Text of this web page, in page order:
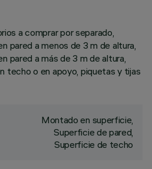
a comprar por separado,
pared a menos de 3 m de altura,
pared a más de 3 m de altura,
techo o en apoyo, piquetas y tijas
Montado en superficie,
Superficie de pared,
Superficie de techo